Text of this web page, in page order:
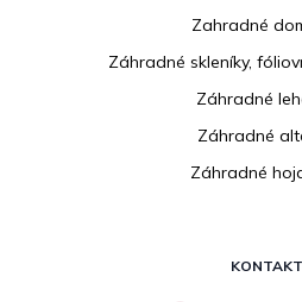
Zahradné
Záhradné skleníky,
Záhradné
Záhradné
Záhradné
KONTAKT